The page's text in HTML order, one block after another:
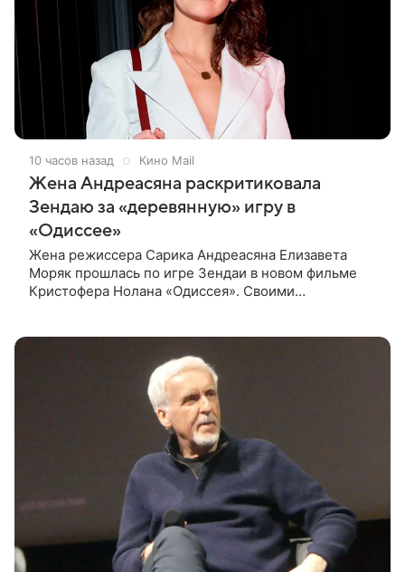
10 часов назад Кино Mail
Жена Андреасяна раскритиковала
Зендаю за «деревянную» игру в
«Одиссее»
Жена режиссера Сарика Андреасяна Елизавета
Моряк прошлась по игре Зендаи в новом фильме
Кристофера Нолана «Одиссея». Своими